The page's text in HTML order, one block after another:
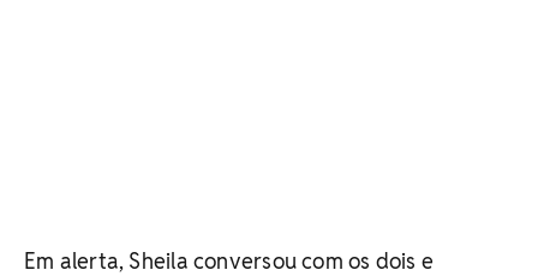
Em alerta, Sheila conversou com os dois e